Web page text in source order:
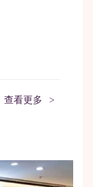
查看更多 >